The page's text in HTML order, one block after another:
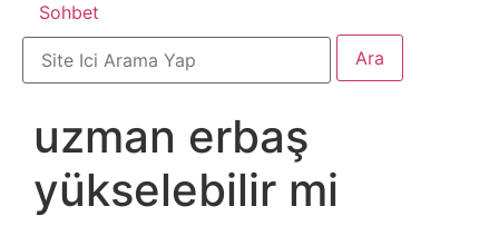
Apk
Arabalar
Bankacılık
İşlemleri
Sohbet
uzman erbaş
yükselebilir mi